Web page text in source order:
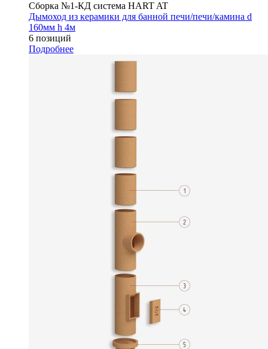
Сборка №1-КД система HART AT
Дымоход из керамики для банной печи/печи/камина d
160мм h 4м
6 позиций
Подробнее